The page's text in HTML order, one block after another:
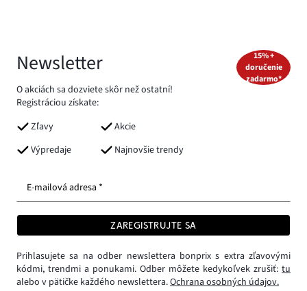
Newsletter
O akciách sa dozviete skôr než ostatní!
Registráciou získate:
Zľavy
Akcie
Výpredaje
Najnovšie trendy
15% +
doručenie
zadarmo*
E-mailová adresa *
ZAREGISTRUJTE SA
Prihlasujete sa na odber newslettera bonprix s extra zľavovými
kódmi, trendmi a ponukami. Odber môžete kedykoľvek zrušiť: tu
alebo v pätičke každého newslettera.Ochrana osobných údajov.